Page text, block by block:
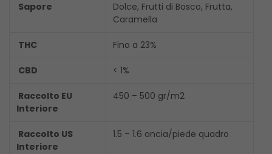
Sapore
Dolce, Frutti di Bosco, Frutta,
Caramella
THC Fino a 23%
CBD < 1%
Raccolto EU
Interiore
450 – 500 gr/m2
Raccolto US
Interiore
1.5 – 1.6 oncia/piede quadro